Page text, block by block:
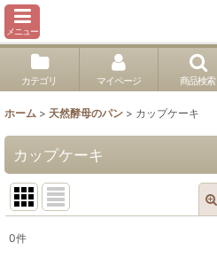
メニュー
カテゴリ マイページ 商品検索
ホーム > 天然酵母のパン > カップケーキ
カップケーキ
0件